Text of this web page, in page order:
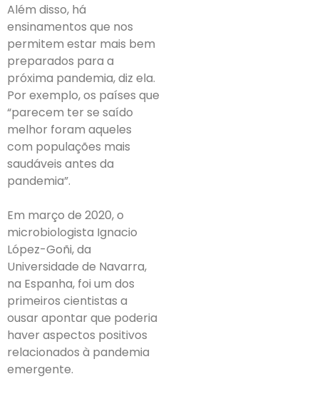
Além disso, há
ensinamentos que nos
permitem estar mais bem
preparados para a
próxima pandemia, diz ela.
Por exemplo, os países que
“parecem ter se saído
melhor foram aqueles
com populações mais
saudáveis antes da
pandemia”.
Em março de 2020, o
microbiologista Ignacio
López-Goñi, da
Universidade de Navarra,
na Espanha, foi um dos
primeiros cientistas a
ousar apontar que poderia
haver aspectos positivos
relacionados à pandemia
emergente.